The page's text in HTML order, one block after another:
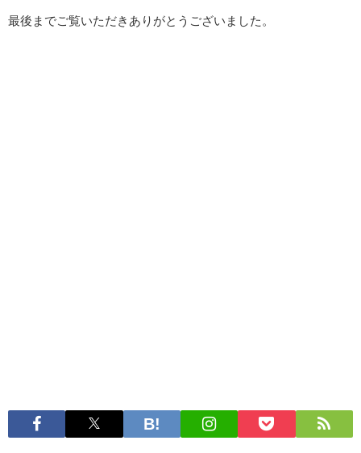
最後までご覧いただきありがとうございました。